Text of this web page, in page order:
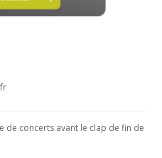
de concerts avant le clap de fin de